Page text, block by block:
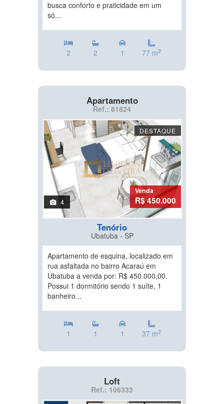
busca conforto e praticidade em um
só...
2 2 1 77 m2
Apartamento
Ref.: 81824
DESTAQUE
4
Venda
R$ 450.000
Tenório
Ubatuba - SP
Apartamento de esquina, localizado em
rua asfaltada no bairro Acaraú em
Ubatuba a venda por: R$ 450.000,00.
Possui 1 dormitório sendo 1 suíte, 1
banheiro...
1 1 1 37 m2
Loft
Ref.: 106333